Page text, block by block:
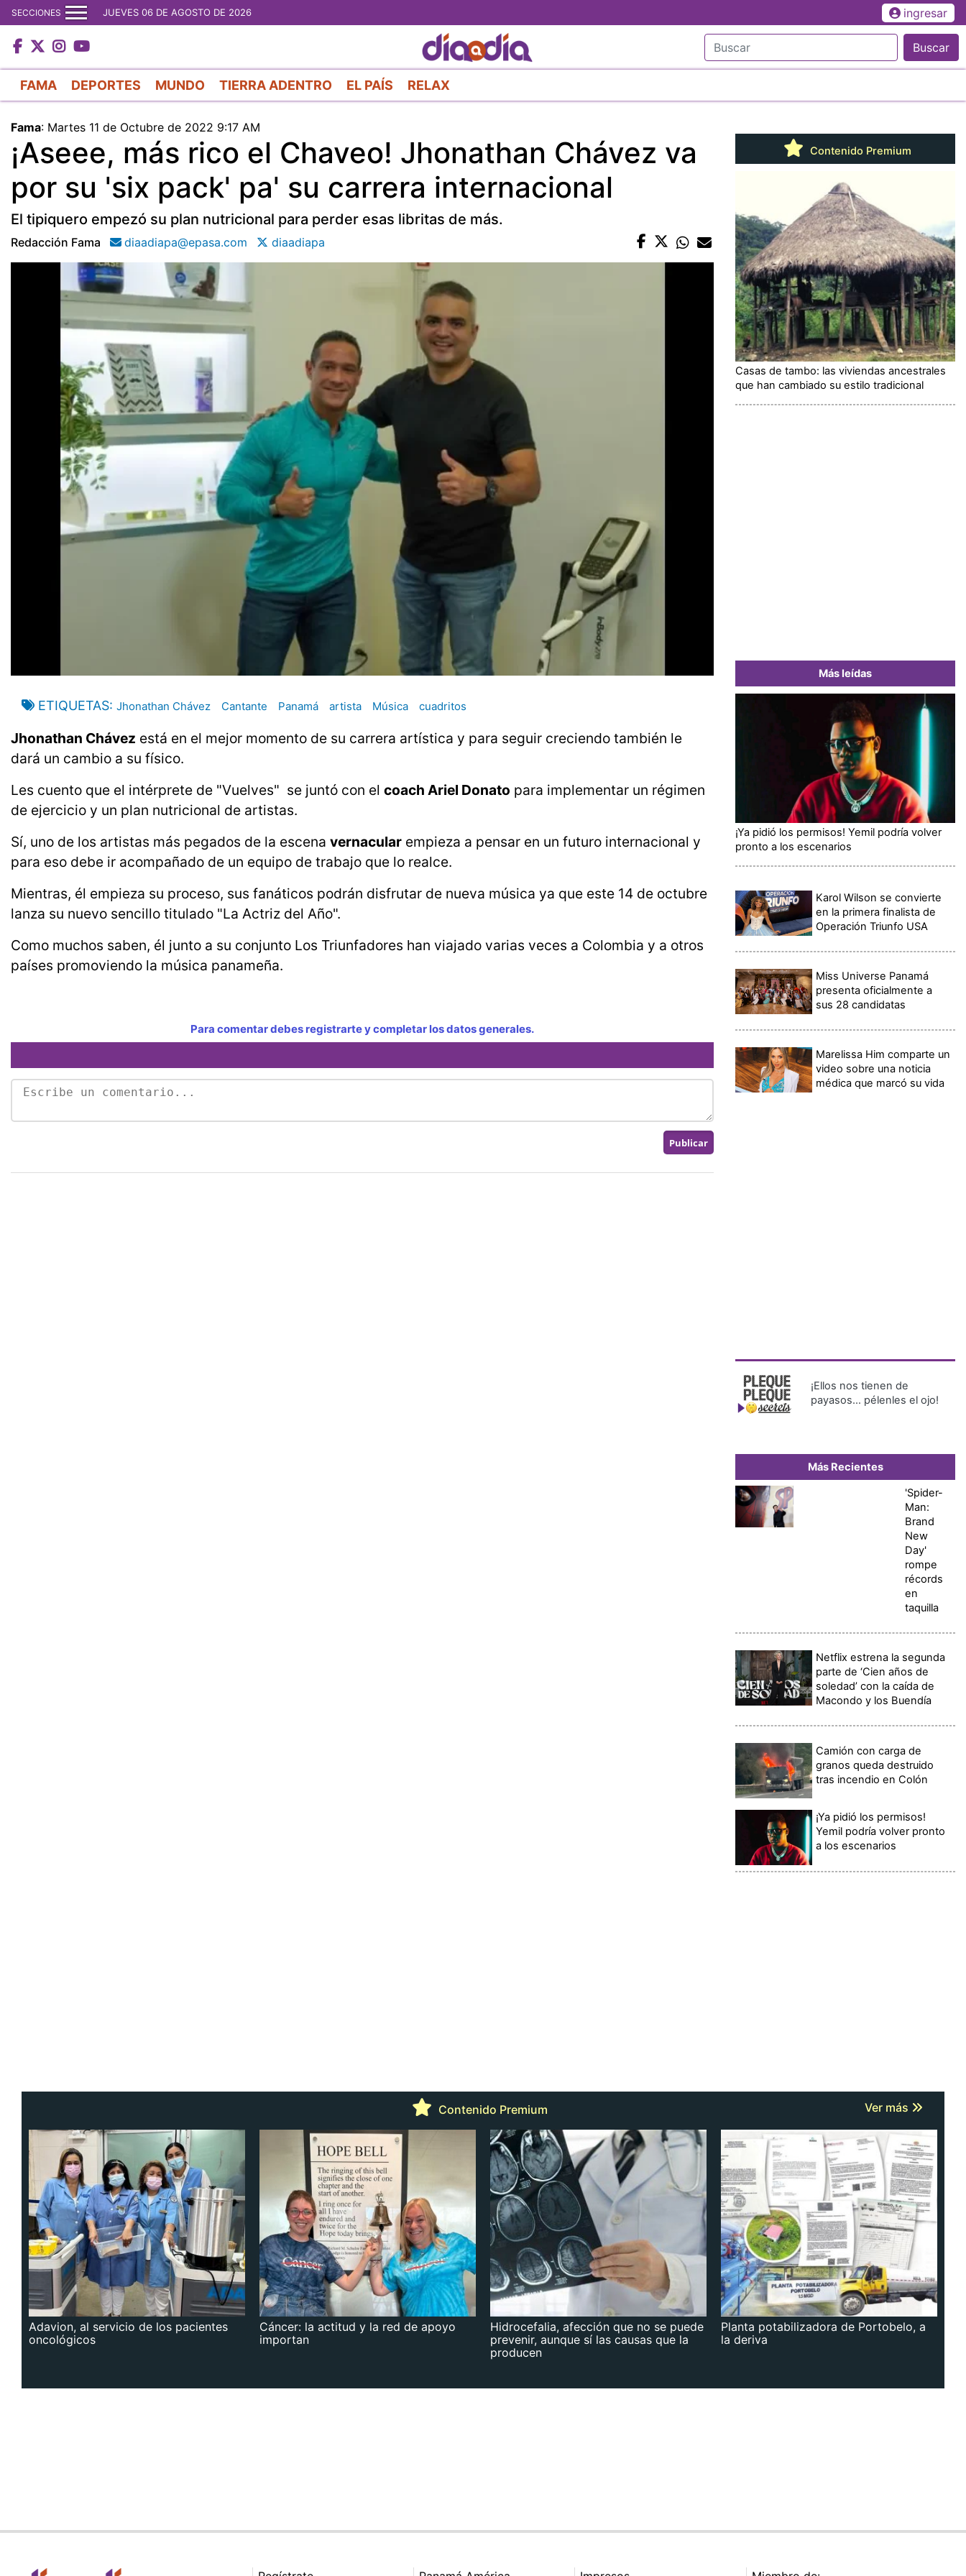
al
contenido
principal
SECCIONES JUEVES 06 DE AGOSTO DE 2026 ingresar
Buscar
FAMA DEPORTES MUNDO TIERRA ADENTRO EL PAÍS RELAX
Fama: Martes 11 de Octubre de 2022 9:17 AM
¡Aseee, más rico el Chaveo! Jhonathan Chávez va
por su 'six pack' pa' su carrera internacional
El tipiquero empezó su plan nutricional para perder esas libritas de más.
Redacción Fama diaadiapa@epasa.com diaadiapa
ETIQUETAS Jhonathan Chávez Cantante Panamá artista Música cuadritos
Jhonathan Chávez está en el mejor momento de su carrera artística y para seguir creciendo también le
dará un cambio a su físico.
Les cuento que el intérprete de "Vuelves" se juntó con el coach Ariel Donato para implementar un régimen
de ejercicio y un plan nutricional de artistas.
Sí, uno de los artistas más pegados de la escena vernacular empieza a pensar en un futuro internacional y
para eso debe ir acompañado de un equipo de trabajo que lo realce.
Mientras, él empieza su proceso, sus fanáticos podrán disfrutar de nueva música ya que este 14 de octubre
lanza su nuevo sencillo titulado "La Actriz del Año".
Como muchos saben, él junto a su conjunto Los Triunfadores han viajado varias veces a Colombia y a otros
países promoviendo la música panameña.
Para comentar debes registrarte y completar los datos generales.
Contenido Premium
Casas de tambo: las viviendas ancestrales
que han cambiado su estilo tradicional
Más leídas
¡Ya pidió los permisos! Yemil podría volver
pronto a los escenarios
Karol Wilson se convierte
en la primera finalista de
Operación Triunfo USA
Miss Universe Panamá
presenta oficialmente a
sus 28 candidatas
Marelissa Him comparte un
video sobre una noticia
médica que marcó su vida
¡Ellos nos tienen de
payasos… pélenles el ojo!
Más Recientes
'Spider-
Man:
Brand
New
Day'
rompe
récords
en
taquilla
Netflix estrena la segunda
parte de ‘Cien años de
soledad’ con la caída de
Macondo y los Buendía
Camión con carga de
granos queda destruido
tras incendio en Colón
¡Ya pidió los permisos!
Yemil podría volver pronto
a los escenarios
Contenido Premium Ver más
Adavion, al servicio de los pacientes
oncológicos
Cáncer: la actitud y la red de apoyo
importan
Hidrocefalia, afección que no se puede
prevenir, aunque sí las causas que la
producen
Planta potabilizadora de Portobelo, a
la deriva